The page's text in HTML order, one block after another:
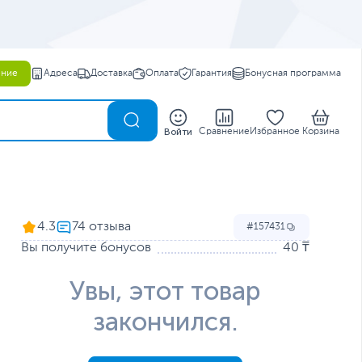
Адреса Доставка Оплата Гарантия Бонусная программа
Войти Сравнение Избранное Корзина
4.3 157431
Вы получите бонусов 40 ₸
Увы, этот товар
закончился.